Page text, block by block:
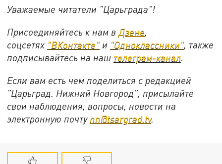
Уважаемые читатели "Царьграда"!
Присоединяйтесь к нам вДзене,
соцсетях "ВКонтакте" и "Одноклассники", также
подписывайтесь на наш телеграм-канал.
Если вам есть чем поделиться с редакцией
"Царьград. Нижний Новгород", присылайте
свои наблюдения, вопросы, новости на
электронную почту nn@tsargrad.tv.